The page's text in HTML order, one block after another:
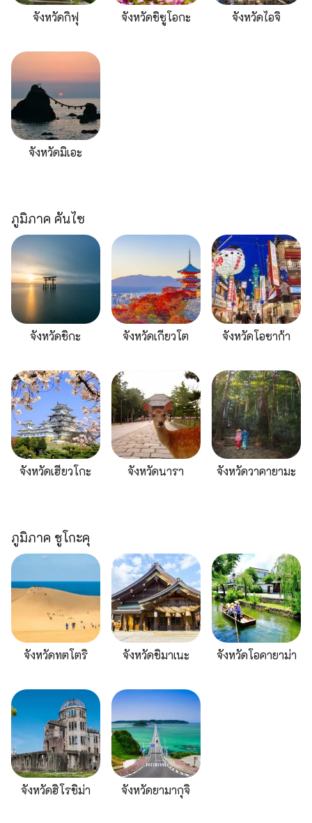
จังหวัดกิฟุ จังหวัดชิซูโอกะ จังหวัดไอจิ
จังหวัดมิเอะ
ภูมิภาค คันไซ
จังหวัดชิกะ จังหวัดเกียวโต จังหวัดโอซาก้า
จังหวัดเฮียวโกะ จังหวัดนารา จังหวัดวาคายามะ
ภูมิภาค ชูโกะคุ
จังหวัดทตโตริ จังหวัดชิมาเนะ จังหวัดโอคายาม่า
จังหวัดฮิโรชิม่า จังหวัดยามากุจิ